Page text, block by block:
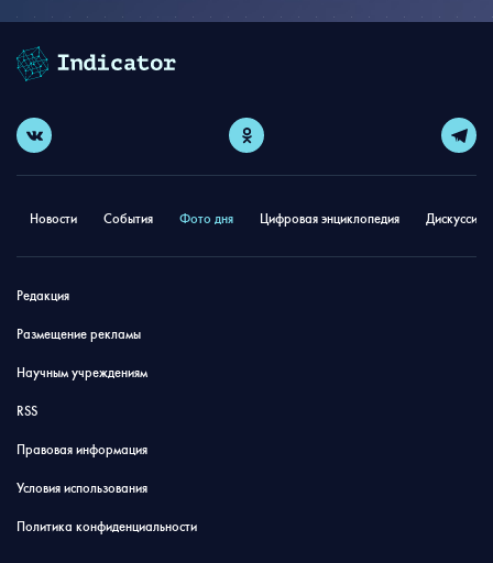
Новости События Фото дня Цифровая энциклопедия
Редакция
Размещение рекламы
Научным учреждениям
RSS
Правовая информация
Условия использования
Политика конфиденциальности